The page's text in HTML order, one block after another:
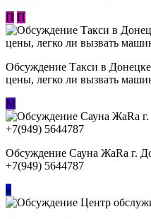
П П
Обсуждение ​Такси в
цены, легко ли вызвать
М
Обсуждение Сауна ЖаRa г.
+7(949) 5644787
к